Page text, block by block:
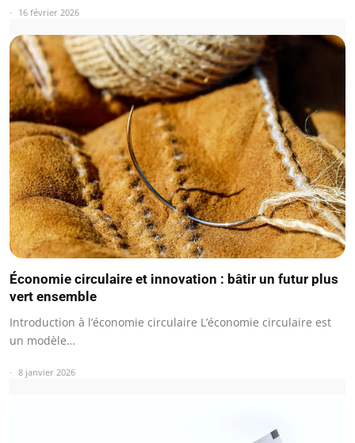
16 février 2026
Économie circulaire et innovation : bâtir un futur plus
vert ensemble
Introduction à l’économie circulaire L’économie circulaire est
un modèle…
8 janvier 2026